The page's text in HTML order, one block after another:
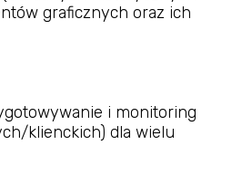
graficznych oraz ich
i monitoring
klienckich) dla wielu